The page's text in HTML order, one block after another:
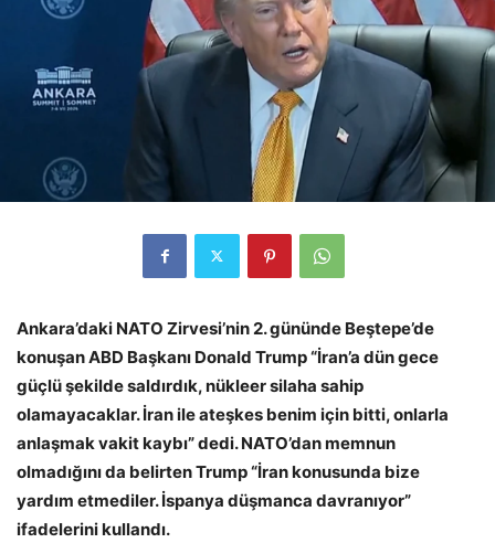
Ankara’daki NATO Zirvesi’nin 2. gününde Beştepe’de
konuşan ABD Başkanı Donald Trump “İran’a dün gece
güçlü şekilde saldırdık, nükleer silaha sahip
olamayacaklar. İran ile ateşkes benim için bitti, onlarla
anlaşmak vakit kaybı” dedi. NATO’dan memnun
olmadığını da belirten Trump “İran konusunda bize
yardım etmediler. İspanya düşmanca davranıyor”
ifadelerini kullandı.